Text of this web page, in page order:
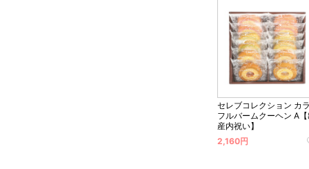
セレブコレクション カ
フルバームクーヘン A
産内祝い】
2,160円